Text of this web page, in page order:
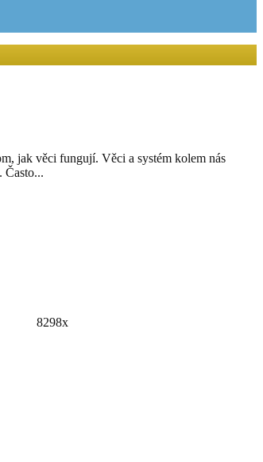
jak věci fungují. Věci a systém kolem nás
Často...
8298x